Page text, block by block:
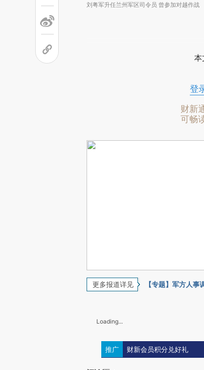
刘粤军升任兰州军区司令员 曾参加对越作战
本
登
财新
可畅
更多报道详见 【专题】军方人事
Loading...
推广 财新会员积分兑好礼